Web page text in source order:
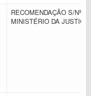
RECOMENDAÇÃO S/Nº -
MINISTÉRIO DA JUSTIÇA